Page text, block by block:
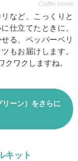
Craftie Home
など、こっくりと
仕立てたときに、
る、ペッパーベリ
もお届けします。
クワクしますね。
ーン）をさらに
キット